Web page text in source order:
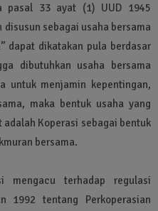
pasal 33 ayat (1) UUD 1945
sebagai usaha bersama
dapat dikatakan pula berdasar
dibutuhkan usaha bersama
untuk menjamin kepentingan,
maka bentuk usaha yang
Koperasi sebagai bentuk
bersama.
mengacu terhadap regulasi
1992 tentang Perkoperasian